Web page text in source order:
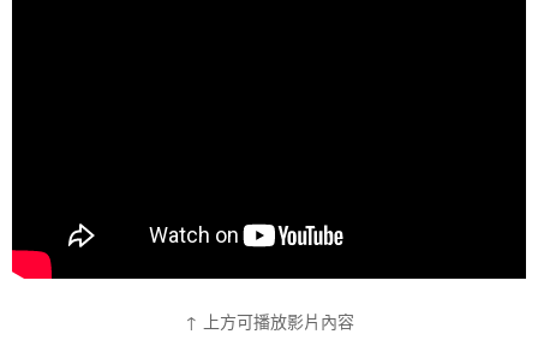
↑ 上方可播放影片內容